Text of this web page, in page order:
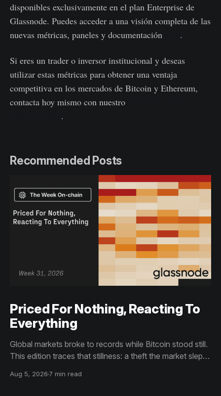
disponibles exclusivamente en el plan Enterprise de
Glassnode. Puedes acceder a una visión completa de las
nuevas métricas, paneles y documentación
.
Si eres un trader o inversor institucional y deseas
utilizar estas métricas para obtener una ventaja
competitiva en los mercados de Bitcoin y Ethereum,
contacta hoy mismo con nuestro
.
Recommended Posts
Priced For Nothing, Reacting To
Everything
Global markets broke to records while Bitcoin stood still.
This edition traces that stillness: a theft the market slept
than capitulation, and an options market priced for
Aug 5, 2026 7 min read